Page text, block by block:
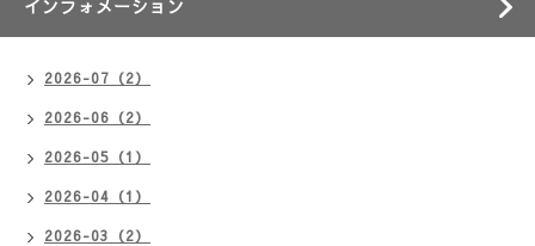
インフォメーション
2026-07（2）
2026-06（2）
2026-05（1）
2026-04（1）
2026-03（2）